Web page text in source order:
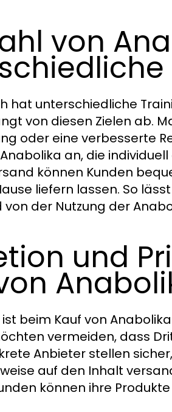
von
hat unterschiedliche
von diesen Zielen ab.
oder eine verbesserte
an, die
können Kunden
liefern lassen. So
der Nutzung der
und
beim Kauf von
vermeiden, dass
Anbieter stellen
auf den Inhalt
können ihre